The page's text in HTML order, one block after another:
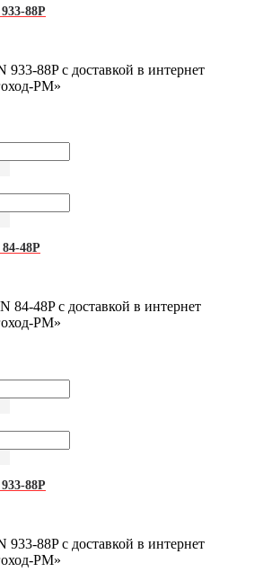
88P
88P с доставкой в интернет
РМ»
48P
48P с доставкой в интернет
РМ»
88P
88P с доставкой в интернет
РМ»